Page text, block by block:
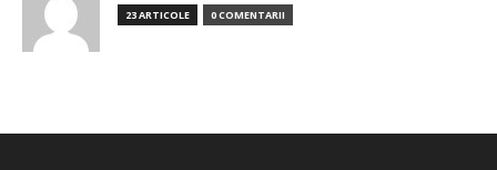
23 ARTICOLE 0 COMENTARII